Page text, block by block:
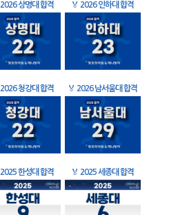
2026 상명대 합격 🏅 2026 인하대 합격
2026 청강대 합격 🏅 2026 남서울대 합격
2025 한성대 합격 🏅 2025 세종대 합격